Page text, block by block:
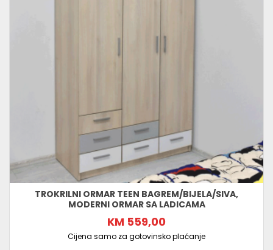
TROKRILNI ORMAR TEEN BAGREM/BIJELA/SIVA,
MODERNI ORMAR SA LADICAMA
KM 559,00
Cijena samo za gotovinsko plaćanje